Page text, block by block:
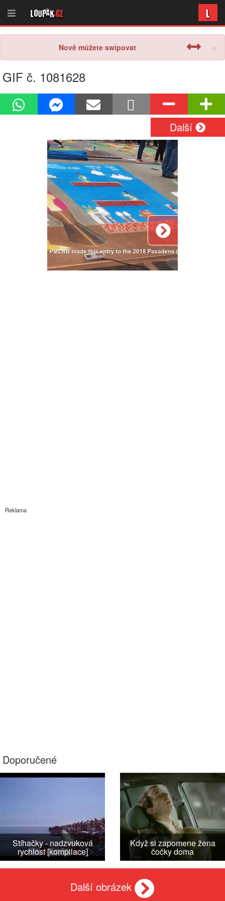
Loupak.cz L
×
Nově můžete swipovat
GIF č. 1081628
Další
Reklama
Doporučené
Stíhačky - nadzvuková
rychlost [kompilace]
Když si zapomene žena
čočky doma
Další obrázek